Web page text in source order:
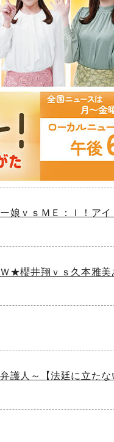
娘ｖｓＭＥ：Ｉ！アイ
★櫻井翔ｖｓ久本雅
護人～【法廷に立た